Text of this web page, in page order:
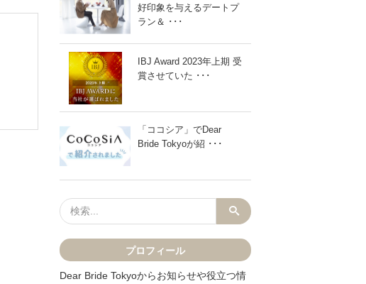
好印象を与えるデートプ
ラン＆ ･･･
IBJ Award 2023年上期 受
賞させていた ･･･
「ココシア」でDear
Bride Tokyoが紹 ･･･
プロフィール
Dear Bride Tokyoからお知らせや役立つ情